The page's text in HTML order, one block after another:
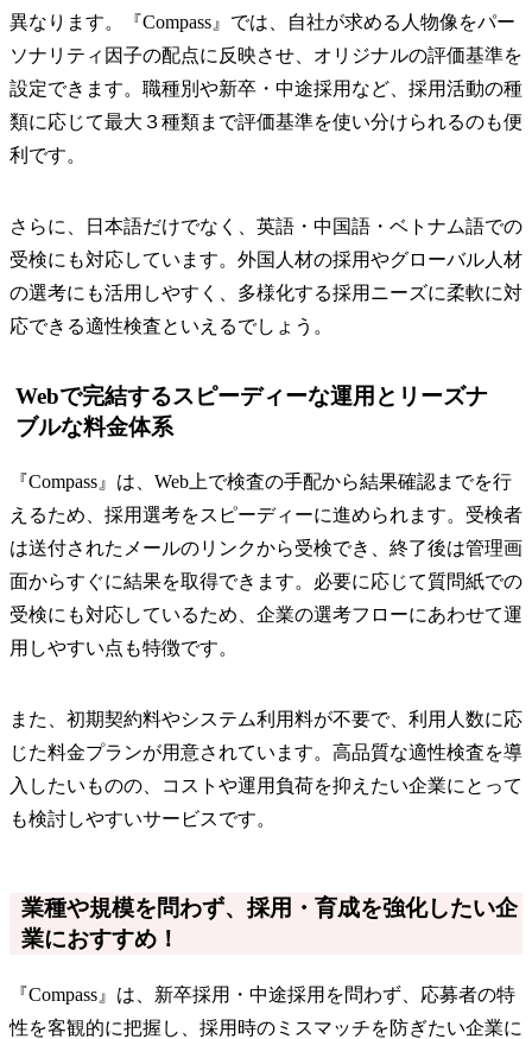
異なります。『Compass』では、自社が求める人物像をパー
ソナリティ因子の配点に反映させ、オリジナルの評価基準を
設定できます。職種別や新卒・中途採用など、採用活動の種
類に応じて最大３種類まで評価基準を使い分けられるのも便
利です。
さらに、日本語だけでなく、英語・中国語・ベトナム語での
受検にも対応しています。外国人材の採用やグローバル人材
の選考にも活用しやすく、多様化する採用ニーズに柔軟に対
応できる適性検査といえるでしょう。
Webで完結するスピーディーな運用とリーズナ
ブルな料金体系
『Compass』は、Web上で検査の手配から結果確認までを行
えるため、採用選考をスピーディーに進められます。受検者
は送付されたメールのリンクから受検でき、終了後は管理画
面からすぐに結果を取得できます。必要に応じて質問紙での
受検にも対応しているため、企業の選考フローにあわせて運
用しやすい点も特徴です。
また、初期契約料やシステム利用料が不要で、利用人数に応
じた料金プランが用意されています。高品質な適性検査を導
入したいものの、コストや運用負荷を抑えたい企業にとって
も検討しやすいサービスです。
業種や規模を問わず、採用・育成を強化したい企
業におすすめ！
『Compass』は、新卒採用・中途採用を問わず、応募者の特
性を客観的に把握し、採用時のミスマッチを防ぎたい企業に